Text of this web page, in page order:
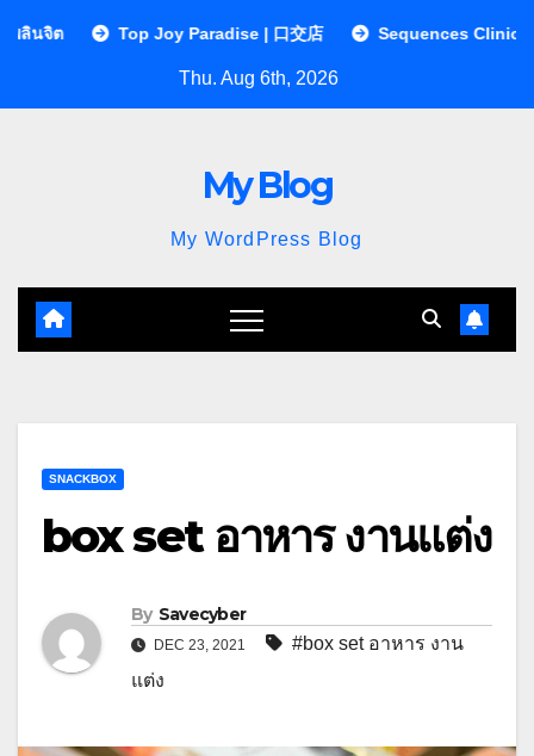
Joy Paradise | 口交店 Sequences Clinic คลินิกกายภาพบำ
Thu. Aug 6th, 2026
My Blog
My WordPress Blog
SNACKBOX
box set อาหาร งานแต่ง
By Savecyber
DEC 23, 2021
#box set อาหาร งาน
แต่ง